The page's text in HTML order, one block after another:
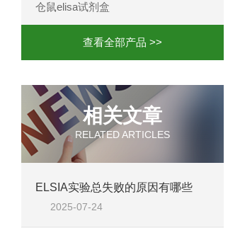
仓鼠elisa试剂盒
查看全部产品 >>
相关文章
RELATED ARTICLES
ELSIA实验总失败的原因有哪些
2025-07-24